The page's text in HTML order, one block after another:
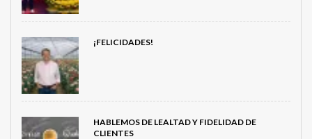
¡FELICIDADES!
HABLEMOS DE LEALTAD Y FIDELIDAD DE
CLIENTES